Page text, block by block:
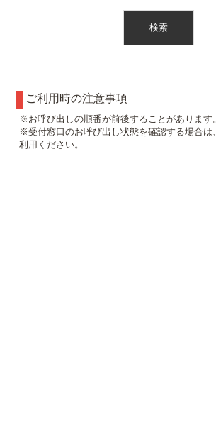
ご利用時の注意事項
※お呼び出しの順番が前後することがあります。
※受付窓口のお呼び出し状態を確認する場合は、
利用ください。